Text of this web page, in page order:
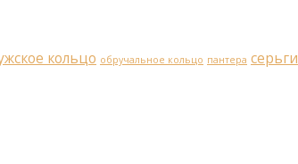
кольцо обручальное кольцо пантера серьги